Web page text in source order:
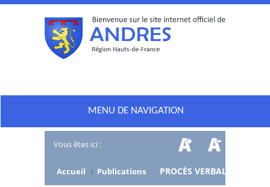
MENU DE NAVIGATION
Vous êtes ici :
Accueil / Publications PROCÈS VERBAL